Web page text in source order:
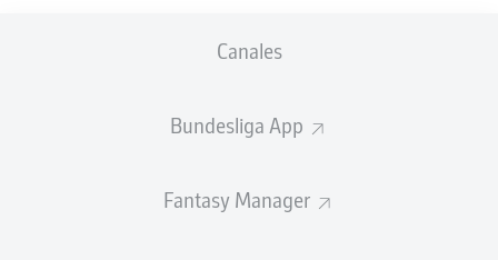
Canales
Bundesliga App
Fantasy Manager
1.81